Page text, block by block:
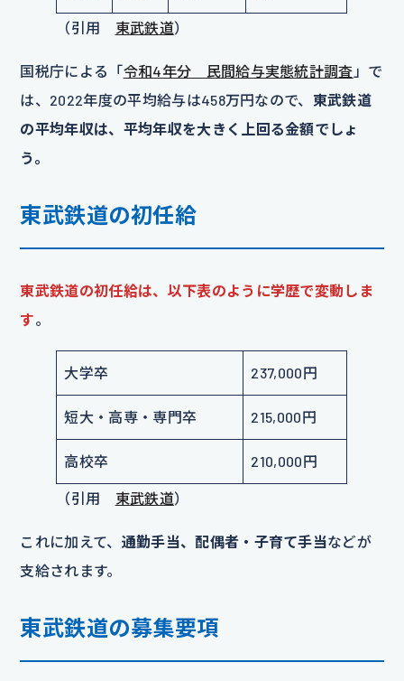
（引用 東武鉄道）
国税庁による「令和4年分 民間給与実態統計調査 」で
は、2022年度の平均給与は458万円なので、 東武鉄道
の平均年収は、平均年収を大きく上回る金額でしょ
う。
東武鉄道の初任給
東武鉄道の初任給は、以下表のように学歴で変動しま
す。
大学卒 237,000円
短大・高専・専門卒 215,000円
高校卒 210,000円
（引用 東武鉄道）
これに加えて、 通勤手当、配偶者・子育て手当などが
支給されます。
東武鉄道の募集要項